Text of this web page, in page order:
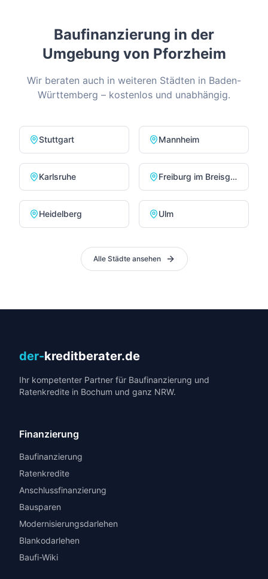
Baufinanzierung in der
Umgebung von Pforzheim
Wir beraten auch in weiteren Städten in Baden-
Württemberg – kostenlos und unabhängig.
Stuttgart Mannheim
Karlsruhe Freiburg im Breisgau
Heidelberg Ulm
Alle Städte ansehen
der-kreditberater.de
Ihr kompetenter Partner für Baufinanzierung und
Ratenkredite in Bochum und ganz NRW.
Finanzierung
Baufinanzierung
Ratenkredite
Anschlussfinanzierung
Bausparen
Modernisierungsdarlehen
Blankodarlehen
Baufi-Wiki